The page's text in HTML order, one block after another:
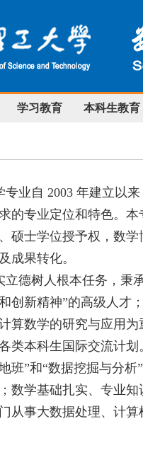
学习教育 本科生教育
专业自 2003 年建立以
的专业定位和特色。
硕士学位授予权，数
成果转化。
立德树人根本任务，秉
创新精神”的高级人才
算数学的研究与应用
类本科生国际交流计划
班”和“数据挖掘与分析”
数学基础扎实、专业
从事大数据处理、计